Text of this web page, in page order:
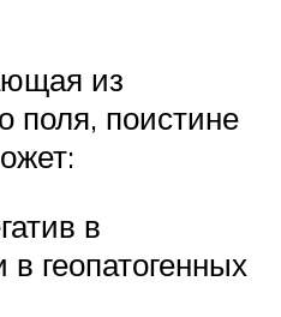
из
поля, поистине
в
геопатогенных